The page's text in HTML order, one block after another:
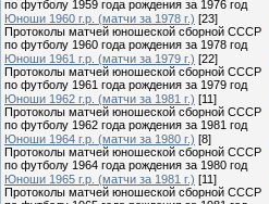
по футболу 1959 года рождения за 1976 год
Юноши 1960 г.р. (матчи за 1978 г.) [23]
Протоколы матчей юношеской сборной СССР
по футболу 1960 года рождения за 1978 год
Юноши 1961 г.р. (матчи за 1979 г.) [22]
Протоколы матчей юношеской сборной СССР
по футболу 1961 года рождения за 1979 год
Юноши 1962 г.р. (матчи за 1981 г.) [11]
Протоколы матчей юношеской сборной СССР
по футболу 1962 года рождения за 1981 год
Юноши 1964 г.р. (матчи за 1980 г.) [8]
Протоколы матчей юношеской сборной СССР
по футболу 1964 года рождения за 1980 год
Юноши 1965 г.р. (матчи за 1981 г.) [11]
Протоколы матчей юношеской сборной СССР